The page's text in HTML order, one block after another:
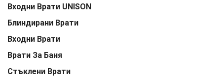
Входни Врати UNISON
Блиндирани Врати
Входни Врати
Врати За Баня
Стъклени Врати